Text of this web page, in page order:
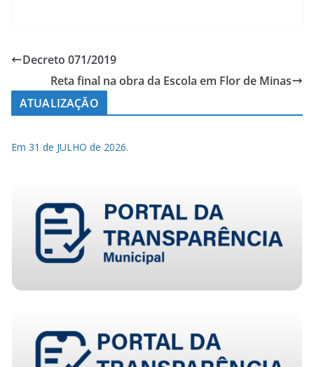
Decreto 071/2019
Reta final na obra da Escola em Flor de Minas
ATUALIZAÇÃO
Em 31 de JULHO de 2026.